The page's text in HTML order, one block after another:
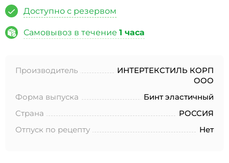
Доступно с резервом
Самовывоз в течение 1 часа
Производитель
ИНТЕРТЕКСТИЛЬ КОРП
ООО
Форма выпуска
Бинт эластичный
Страна
РОССИЯ
Отпуск по рецепту
Нет
* Нажимая кнопку «Отправить отзыв», я даю свое
согласие на обработку моих персональных данных, в
соответствии с Федеральным законом от 27.07.2006 года